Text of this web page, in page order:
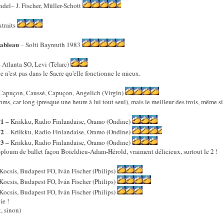
J. Fischer, Müller-Schott
– Solti Bayreuth 1983
SO, Levi (Telarc)
n'est pas dans le Sacre qu'elle fonctionne le mieux.
Caussé, Capuçon, Angelich (Virgin)
car long (presque une heure à lui tout seul), mais le meilleur des trois, même
– Kriikku, Radio Finlandaise, Oramo (Ondine)
– Kriikku, Radio Finlandaise, Oramo (Ondine)
– Kriikku, Radio Finlandaise, Oramo (Ondine)
de ballet façon Boïeldieu-Adam-Hérold, vraiment délicieux, surtout le 2 !
Budapest FO, Iván Fischer (Philips)
Budapest FO, Iván Fischer (Philips)
Budapest FO, Iván Fischer (Philips)
!
sinon)